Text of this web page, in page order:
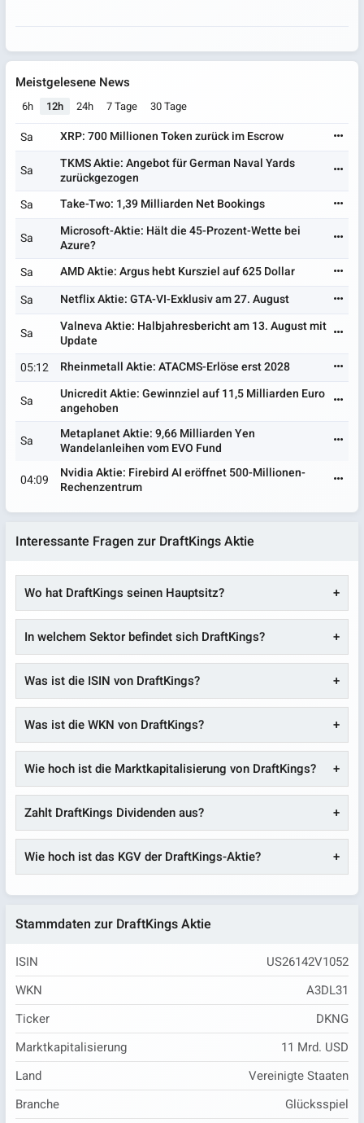
Meistgelesene News
6h 12h 24h 7 Tage 30 Tage
Sa
XRP: 700 Millionen Token zurück im Escrow
Sa
TKMS Aktie: Angebot für German Naval Yards
zurückgezogen
Sa
Take-Two: 1,39 Milliarden Net Bookings
Sa
Microsoft-Aktie: Hält die 45-Prozent-Wette bei
Azure?
Sa
AMD Aktie: Argus hebt Kursziel auf 625 Dollar
Sa
Netflix Aktie: GTA-VI-Exklusiv am 27. August
Sa
Valneva Aktie: Halbjahresbericht am 13. August mit
Update
05:12
Rheinmetall Aktie: ATACMS-Erlöse erst 2028
Sa
Unicredit Aktie: Gewinnziel auf 11,5 Milliarden Euro
angehoben
Sa
Metaplanet Aktie: 9,66 Milliarden Yen
Wandelanleihen vom EVO Fund
04:09
Nvidia Aktie: Firebird AI eröffnet 500-Millionen-
Rechenzentrum
Interessante Fragen zur DraftKings Aktie
Wo hat DraftKings seinen Hauptsitz?
In welchem Sektor befindet sich DraftKings?
Was ist die ISIN von DraftKings?
Was ist die WKN von DraftKings?
Wie hoch ist die Marktkapitalisierung von DraftKings?
Zahlt DraftKings Dividenden aus?
Wie hoch ist das KGV der DraftKings-Aktie?
Stammdaten zur DraftKings Aktie
ISIN
US26142V1052
WKN
A3DL31
Ticker
DKNG
Marktkapitalisierung
11 Mrd. USD
Land
Vereinigte Staaten
Branche
Glücksspiel